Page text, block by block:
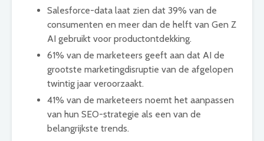
Salesforce-data laat zien dat 39% van de
consumenten en meer dan de helft van Gen Z
AI gebruikt voor productontdekking.
61% van de marketeers geeft aan dat AI de
grootste marketingdisruptie van de afgelopen
twintig jaar veroorzaakt.
41% van de marketeers noemt het aanpassen
van hun SEO-strategie als een van de
belangrijkste trends.